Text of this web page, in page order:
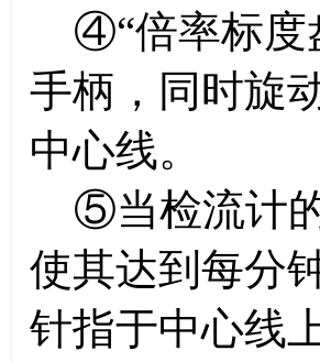
④“倍率标度
手柄，同时旋
中心线。
⑤当检流计的
使其达到每分
针指于中心线上